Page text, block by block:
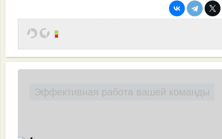
Эффективная работа вашей команды